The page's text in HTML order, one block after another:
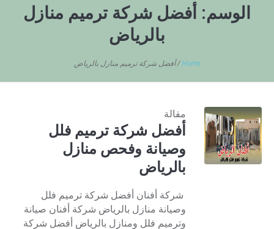
الوسم: أفضل شركة ترميم منازل
بالرياض
Home
/أفضل شركة ترميم منازل بالرياض
مقالة
أفضل شركة ترميم فلل
وصيانة وفحص منازل
بالرياض
شركة أفنان أفضل شركة ترميم فلل
وصيانة منازل بالرياض شركة أفنان صيانة
وترميم فلل ومنازل بالرياض أفضل شركة